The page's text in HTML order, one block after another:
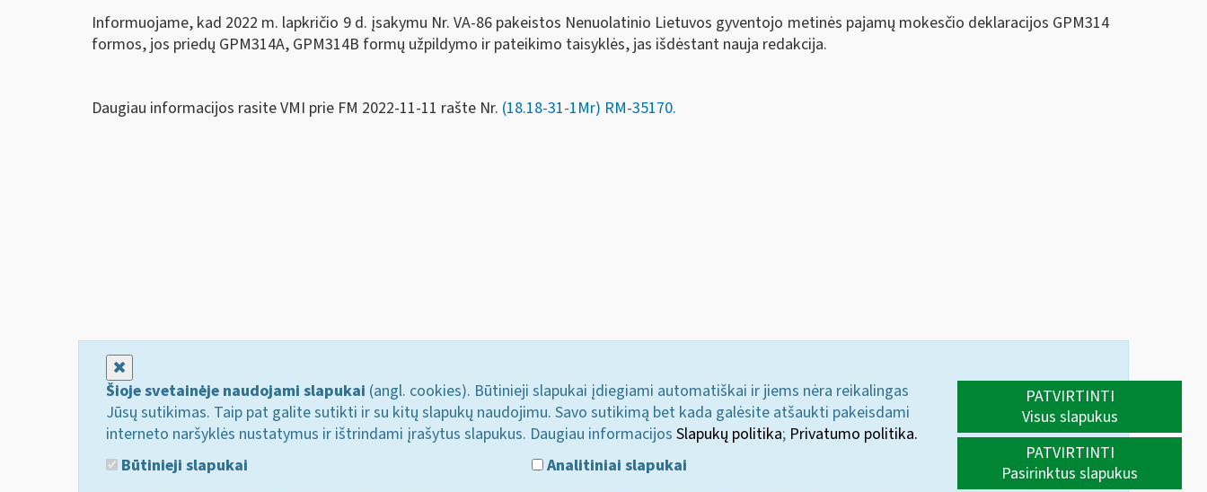
Informuojame, kad 2022 m. lapkričio 9 d. įsakymu Nr. VA-86 pakeistos Nenuolatinio Lietuvos gyventojo metinės pajamų mokesčio deklaracijos GPM314
formos, jos priedų GPM314A, GPM314B formų užpildymo ir pateikimo taisyklės, jas išdėstant nauja redakcija.
Daugiau informacijos rasite VMI prie FM 2022-11-11 rašte Nr. (18.18-31-1Mr) RM-35170.
Šioje svetainėje naudojami slapukai (angl. cookies). Būtinieji slapukai įdiegiami automatiškai ir jiems nėra reikalingas
Jūsų sutikimas. Taip pat galite sutikti ir su kitų slapukų naudojimu. Savo sutikimą bet kada galėsite atšaukti pakeisdami
interneto naršyklės nustatymus ir ištrindami įrašytus slapukus. Daugiau informacijos Slapukų politika; Privatumo politika.
Būtinieji slapukai
Analitiniai slapukai
PATVIRTINTI
Visus slapukus
PATVIRTINTI
Pasirinktus slapukus